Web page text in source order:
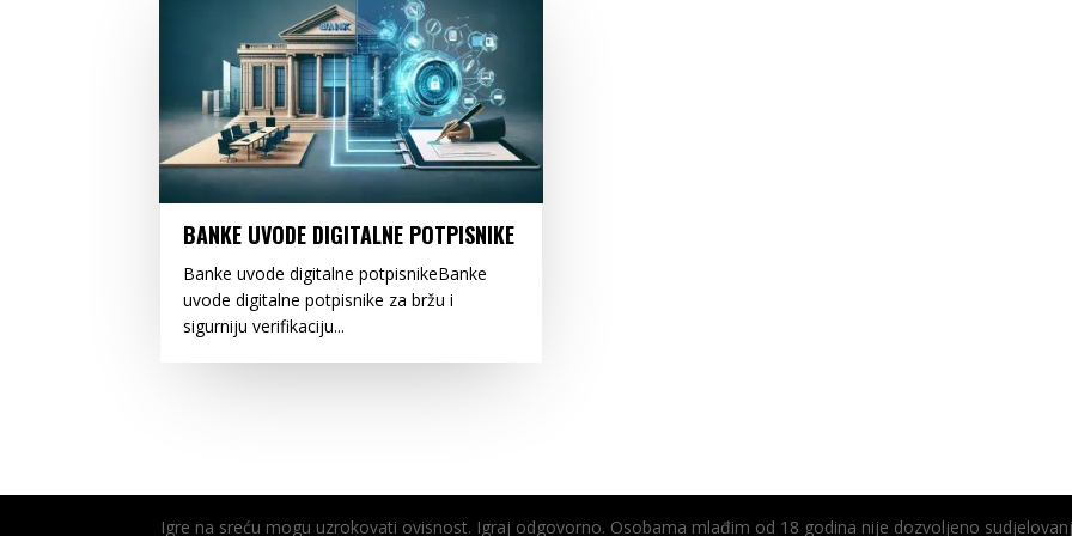
BANKE UVODE DIGITALNE POTPISNIKE
Banke uvode digitalne potpisnikeBanke
uvode digitalne potpisnike za bržu i
sigurniju verifikaciju...
Igre na sreću mogu uzrokovati ovisnost. Igraj odgovorno. Osobama mlađim od 18 godina nije dozvoljeno